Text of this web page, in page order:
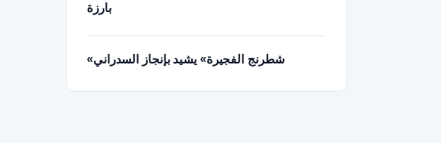
بارزة
«شطرنج الفجيرة» يشيد بإنجاز السدراني